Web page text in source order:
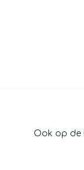
Ook op de